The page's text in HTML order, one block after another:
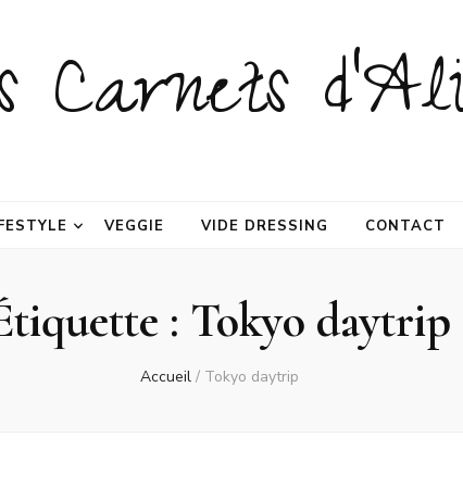
Carnets
VEGGIE VIDE DRESSING CONTACT
: Tokyo daytrip
Accueil / Tokyo daytrip